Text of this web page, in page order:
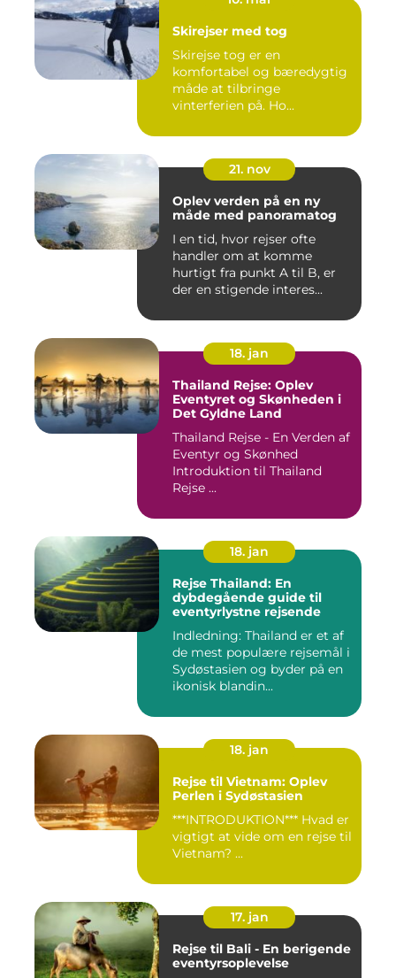
Skirejser med tog
Skirejse tog er en
komfortabel og bæredygtig
måde at tilbringe
vinterferien på. Ho...
21. nov
Oplev verden på en ny
måde med panoramatog
I en tid, hvor rejser ofte
handler om at komme
hurtigt fra punkt A til B, er
der en stigende interes...
18. jan
Thailand Rejse: Oplev
Eventyret og Skønheden i
Det Gyldne Land
Thailand Rejse - En Verden af
Eventyr og Skønhed
Introduktion til Thailand
Rejse ...
18. jan
Rejse Thailand: En
dybdegående guide til
eventyrlystne rejsende
Indledning: Thailand er et af
de mest populære rejsemål i
Sydøstasien og byder på en
ikonisk blandin...
18. jan
Rejse til Vietnam: Oplev
Perlen i Sydøstasien
***INTRODUKTION*** Hvad er
vigtigt at vide om en rejse til
Vietnam? ...
17. jan
Rejse til Bali - En berigende
eventyrsoplevelse